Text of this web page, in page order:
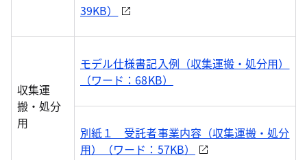
39KB）
収集運
搬・処分
用
モデル仕様書記入例（収集運搬・処分用）
（ワード：68KB）
別紙１ 受託者事業内容（収集運搬・処分
用）（ワード：57KB）